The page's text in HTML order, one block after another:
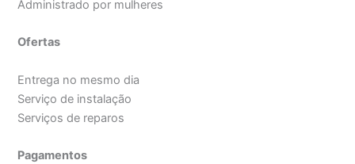
Administrado por mulheres
Ofertas
Entrega no mesmo dia
Serviço de instalação
Serviços de reparos
Pagamentos